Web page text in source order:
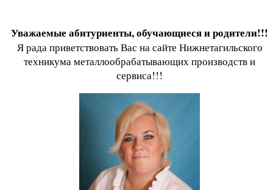
Уважаемые абитуриенты, обучающиеся и родители!!!
Я рада приветствовать Вас на сайте Нижнетагильского
техникума металлообрабатывающих производств и
сервиса!!!